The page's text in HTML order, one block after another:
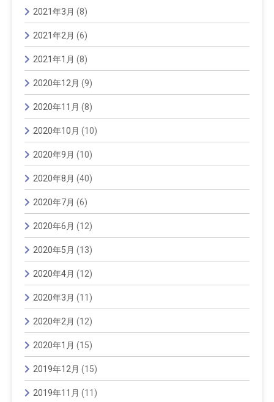
2021年3月 (8)
2021年2月 (6)
2021年1月 (8)
2020年12月 (9)
2020年11月 (8)
2020年10月 (10)
2020年9月 (10)
2020年8月 (40)
2020年7月 (6)
2020年6月 (12)
2020年5月 (13)
2020年4月 (12)
2020年3月 (11)
2020年2月 (12)
2020年1月 (15)
2019年12月 (15)
2019年11月 (11)